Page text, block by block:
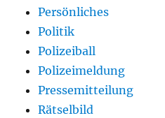
Persönliches
Politik
Polizeiball
Polizeimeldung
Pressemitteilung
Rätselbild